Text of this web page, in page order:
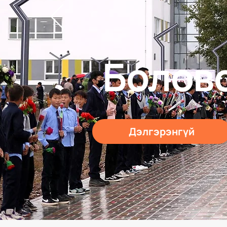
Дэлгэрэнгүй